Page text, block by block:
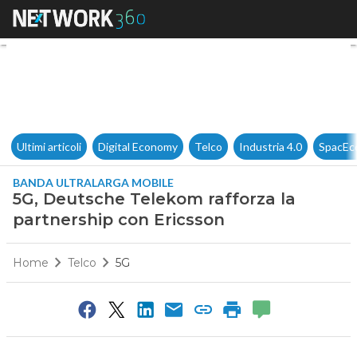
5G, Deutsche Telekom
Ultimi articoli Digital Economy Telco Industria 4.0
BANDA ULTRALARGA MOBILE
5G, Deutsche Telekom rafforza la
partnership con Ericsson
Home Telco 5G